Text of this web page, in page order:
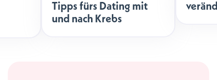
Tipps fürs Dating mit
und nach Krebs